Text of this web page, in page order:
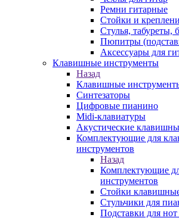
Ремни гитарные
Стойки и
Стулья, табуреты,
Пюпитры
Аксессуары для
Клавишные инструменты
Назад
Клавишные
Синтезаторы
Цифровые пианино
Midi-клавиатуры
Акустические
Комплектующие для
инструментов
Назад
Комплектующие
инструментов
Стойки
Стульчики для
Подставки для